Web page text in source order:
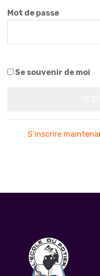
Mot de passe
Se souvenir de moi
S’inscrire